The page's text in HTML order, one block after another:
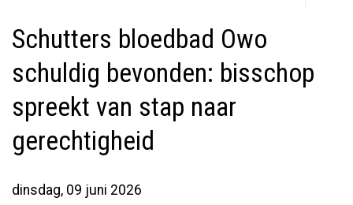
Schutters bloedbad Owo
schuldig bevonden: bisschop
spreekt van stap naar
gerechtigheid
dinsdag, 09 juni 2026